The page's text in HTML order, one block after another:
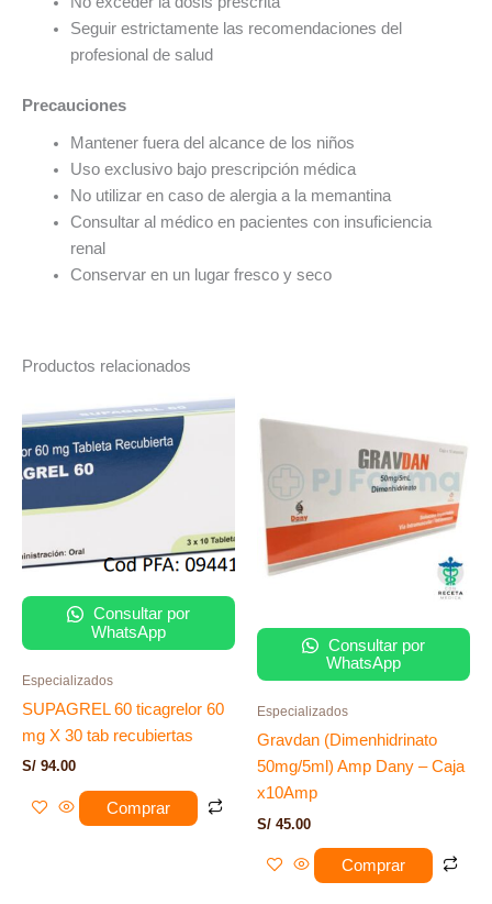
Seguir estrictamente las recomendaciones del
profesional de salud
Precauciones
Mantener fuera del alcance de los niños
Uso exclusivo bajo prescripción médica
No utilizar en caso de alergia a la memantina
Consultar al médico en pacientes con insuficiencia
renal
Conservar en un lugar fresco y seco
Productos relacionados
Consultar por
WhatsApp
Especializados
SUPAGREL 60 ticagrelor 60
mg X 30 tab recubiertas
S/ 94.00
Comprar
Consultar por
WhatsApp
Especializados
Gravdan (Dimenhidrinato
50mg/5ml) Amp Dany – Caja
x10Amp
S/ 45.00
Comprar